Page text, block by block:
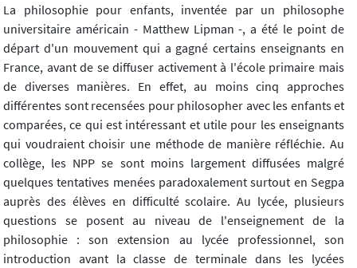
La philosophie pour enfants, inventée par un philosophe
universitaire américain - Matthew Lipman -, a été le point de
départ d'un mouvement qui a gagné certains enseignants en
France, avant de se diffuser activement à l'école primaire mais
de diverses manières. En effet, au moins cinq approches
différentes sont recensées pour philosopher avec les enfants et
comparées, ce qui est intéressant et utile pour les enseignants
qui voudraient choisir une méthode de manière réfléchie. Au
collège, les NPP se sont moins largement diffusées malgré
quelques tentatives menées paradoxalement surtout en Segpa
auprès des élèves en difficulté scolaire. Au lycée, plusieurs
questions se posent au niveau de l'enseignement de la
philosophie : son extension au lycée professionnel, son
introduction avant la classe de terminale dans les lycées